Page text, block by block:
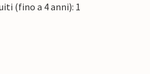
(fino a 4 anni): 1